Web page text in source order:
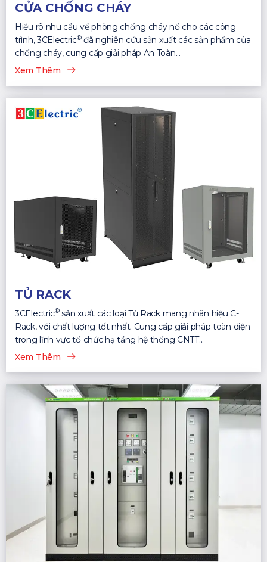
CỬA CHỐNG CHÁY
Hiểu rõ nhu cầu về phòng chống cháy nổ cho các công
trình, 3CElectric®đã nghiên cứu sản xuất các sản phẩm cửa
chống cháy, cung cấp giải pháp An Toàn...
Xem Thêm
TỦ RACK
3CElectric®sản xuất các loại Tủ Rack mang nhãn hiệu C-
Rack, với chất lượng tốt nhất. Cung cấp giải pháp toàn diện
trong lĩnh vực tổ chức hạ tầng hệ thống CNTT...
Xem Thêm